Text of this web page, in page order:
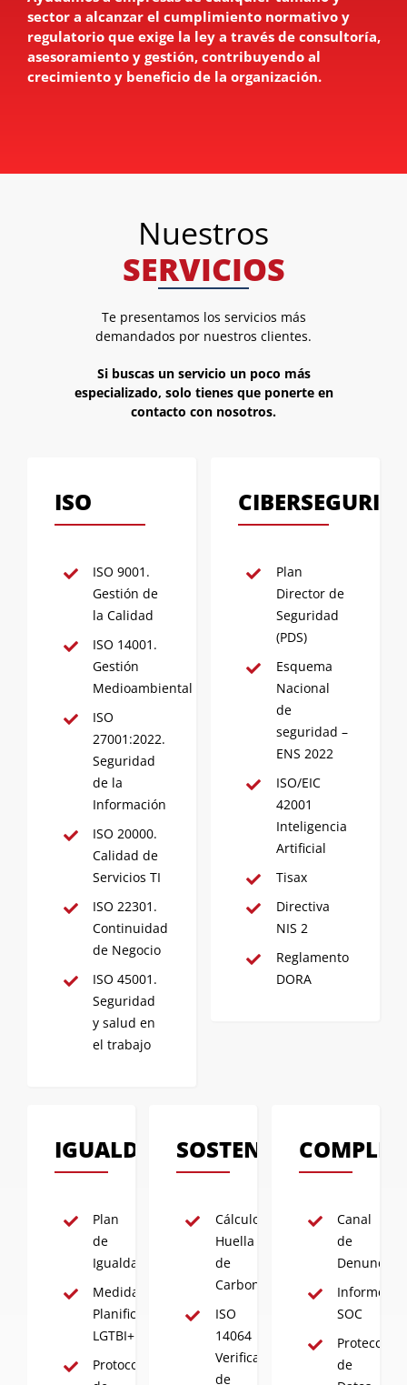
sector a alcanzar el cumplimiento normativo y
regulatorio que exige la ley a través de consultoría,
asesoramiento y gestión, contribuyendo al
crecimiento y beneficio de la organización.
Nuestros
SERVICIOS
Te presentamos los servicios más
demandados por nuestros clientes.
Si buscas un servicio un poco más
especializado, solo tienes que ponerte en
contacto con nosotros.
ISO
ISO 9001.
Gestión de
la Calidad
ISO 14001.
Gestión
Medioambiental
ISO
27001:2022.
Seguridad
de la
Información
ISO 20000.
Calidad de
Servicios TI
ISO 22301.
Continuidad
de Negocio
ISO 45001.
Seguridad
y salud en
el trabajo
Plan
Director de
Seguridad
(PDS)
Esquema
Nacional
de
seguridad –
ENS 2022
ISO/EIC
42001
Inteligencia
Artificial
Tisax
Directiva
NIS 2
Reglamento
DORA
IGUALDAD
Plan
de
Igualdad
Medidas
Planificadas
LGTBI+
Protocolo
SOSTENIBILIDAD
Cálculo
Huella
de
Carbono
ISO
14064
Verificación
de
Canal
de
Denuncias
Informes
SOC
Protección
de